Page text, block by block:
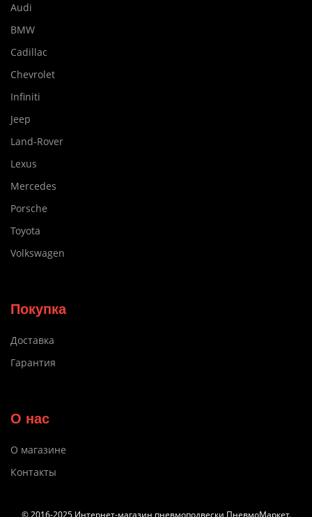
Audi
BMW
Cadillac
Chevrolet
Infiniti
Jeep
Land-Rover
Lexus
Mercedes
Porsche
Toyota
Volkswagen
Покупка
Доставка
Гарантия
О нас
О магазине
Контакты
© 2016-2025 Интернет-магазин пневмоподвески ПневмоМаркет.